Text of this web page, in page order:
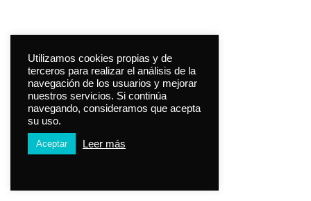
Utilizamos cookies propias y de
terceros para realizar el análisis de la
navegación de los usuarios y mejorar
nuestros servicios. Si continúa
navegando, consideramos que acepta
su uso.
Aceptar Leer más